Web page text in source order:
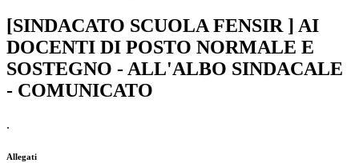
[SINDACATO SCUOLA FENSIR ] AI
DOCENTI DI POSTO NORMALE E
SOSTEGNO - ALL'ALBO SINDACALE
- COMUNICATO
.
Allegati